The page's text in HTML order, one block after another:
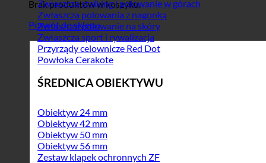
Brak produktów w koszyku.
Powrót do sklepu
Zwłaszcza stalking i polowanie w górach
Zwłaszcza polowania z nagonką
Zwłaszcza polowanie na skóry
Zwłaszcza sport i rywalizacja
Przyrządy celownicze Red Dot
Powłoka Cerakote
ŚREDNICA OBIEKTYWU
Obiektyw 24 mm
Obiektyw 42 mm
Obiektyw 50 mm
Obiektyw 56 mm
Zestaw klapek ochronnych ZF